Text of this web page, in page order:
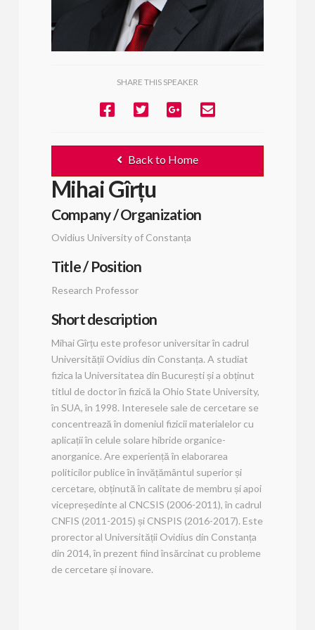
SHARE THIS SPEAKER
Back to Home
Mihai Gîrțu
Company / Organization
Ovidius University of Constanța
Title / Position
Research Professor
Short description
Mihai Gîrțu este profesor universitar în cadrul
Universității Ovidius din Constanța. A studiat
fizica la Universitatea din București și a obținut
titlul de doctor în fizică la Ohio State University,
în SUA, în 1998. Interesele sale de cercetare se
concentrează în domeniul fizicii materialelor cu
aplicații în celule solare hibride organice-
anorganice. Are experiență în elaborarea
politicilor publice în învățământul superior și
cercetare, obținută în calitate de membru și apoi
vicepreședinte al CNCSIS (2006-2011), în cadrul
CNFIS (2011-2015) și CNSPIS (2016-2017). Este
prorector al Universității Ovidius din Constanța
din 2014, în prezent fiind însărcinat cu probleme
de cercetare și inovare.